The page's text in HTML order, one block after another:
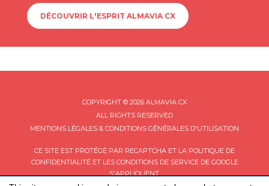
DÉCOUVRIR L'ESPRIT ALMAVIA CX
COPYRIGHT © 2026 ALMAVIA CX
ALL RIGHTS RESERVED
MENTIONS LÉGALES & CONDITIONS GÉNÉRALES D'UTILISATION
CE SITE EST PROTÉGÉ PAR RECAPTCHA ET LA POLITIQUE DE
CONFIDENTIALITÉET LES CONDITIONS DE SERVICEDE GOOGLE
S'APPLIQUENT.